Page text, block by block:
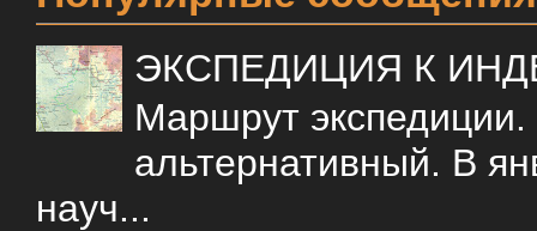
ЭКСПЕДИЦИЯ К
Маршрут
альтернативный. В
науч...